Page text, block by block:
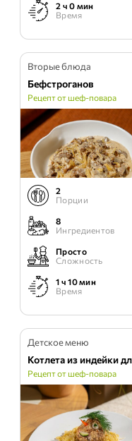
2 ч 0 мин
Время
Вторые блюда
Бефстроганов
Рецепт от шеф-повара
2
Порции
8
Ингредиентов
Просто
Сложность
1 ч 10 мин
Время
Детское меню
Рецепт от шеф-повара